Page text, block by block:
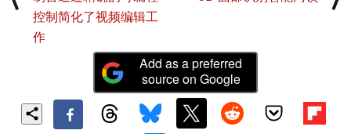
控制简化了视频编辑工
作
Add as a preferred
source on Google